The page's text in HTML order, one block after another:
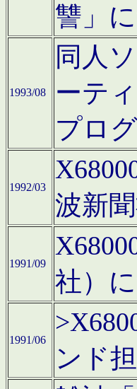
讐」
1993/08
同人
ーテ
プロ
1992/03
波新
1991/09
社）
1991/06
ンド